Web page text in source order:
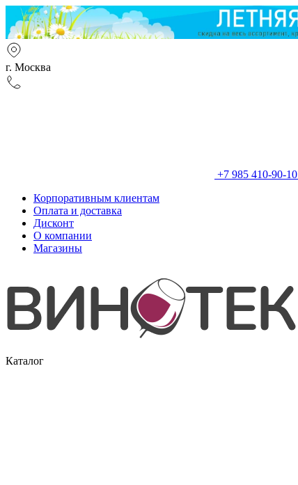
г. Москва
+7 985 410-90-10
Корпоративным клиентам
Оплата и доставка
Дисконт
О компании
Магазины
Каталог